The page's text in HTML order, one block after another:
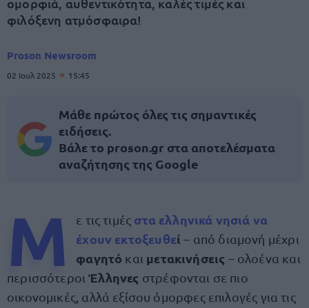
φιλόξενη ατμόσφαιρα!
Proson Newsroom
02 Ιουλ 2025 15:45
Μάθε πρώτος όλες τις σημαντικές
ειδήσεις.
Βάλε το proson.gr στα αποτελέσματα
αναζήτησης της Google
Μ ε τις τιμές στα ελληνικά νησιά να
έχουν εκτοξευθεί– από διαμονή μέχρι
φαγητό και μετακινήσεις – ολοένα και
περισσότεροιΈλληνες στρέφονται σε πιο
οικονομικές, αλλά εξίσου όμορφες επιλογές για τις